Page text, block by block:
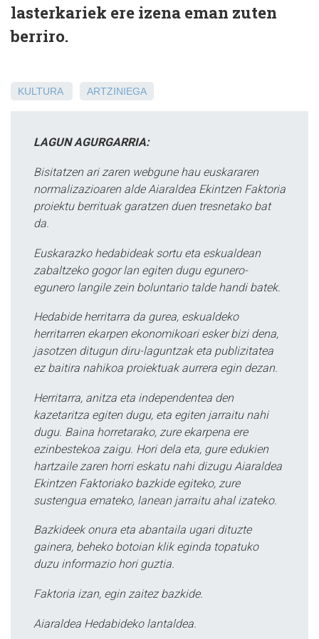
lasterkariek ere izena eman zuten
berriro.
KULTURA ARTZINIEGA
LAGUN AGURGARRIA:
Bisitatzen ari zaren webgune hau euskararen
normalizazioaren alde Aiaraldea Ekintzen Faktoria
proiektu berrituak garatzen duen tresnetako bat
da.
Euskarazko hedabideak sortu eta eskualdean
zabaltzeko gogor lan egiten dugu egunero-
egunero langile zein boluntario talde handi batek.
Hedabide herritarra da gurea, eskualdeko
herritarren ekarpen ekonomikoari esker bizi dena,
jasotzen ditugun diru-laguntzak eta publizitatea
ez baitira nahikoa proiektuak aurrera egin dezan.
Herritarra, anitza eta independentea den
kazetaritza egiten dugu, eta egiten jarraitu nahi
dugu. Baina horretarako, zure ekarpena ere
ezinbestekoa zaigu. Hori dela eta, gure edukien
hartzaile zaren horri eskatu nahi dizugu Aiaraldea
Ekintzen Faktoriako bazkide egiteko, zure
sustengua emateko, lanean jarraitu ahal izateko.
Bazkideek onura eta abantaila ugari dituzte
gainera, beheko botoian klik eginda topatuko
duzu informazio hori guztia.
Faktoria izan, egin zaitez bazkide.
Aiaraldea Hedabideko lantaldea.